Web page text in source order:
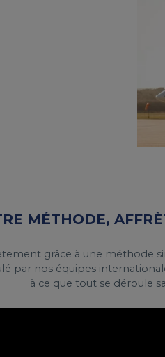
MÉTHODE,
grâce à une méthode
par nos équipes
à ce que tout se déroule